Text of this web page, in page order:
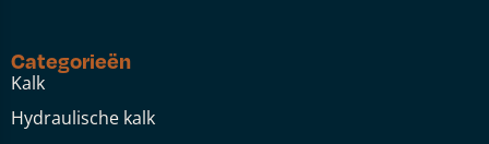
Categorieën
Kalk
Hydraulische kalk